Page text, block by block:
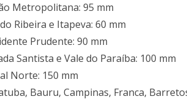
Metropolitana: 95 mm
Ribeira e Itapeva: 60 mm
Prudente: 90 mm
Santista e Vale do Paraíba: 100 mm
Norte: 150 mm
Bauru, Campinas, Franca,